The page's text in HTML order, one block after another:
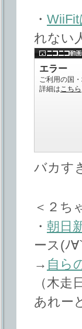
・
れない
バカす
＜２ち
・ 朝日
ース(ﾉ
→ 自ら
（木走
あれー